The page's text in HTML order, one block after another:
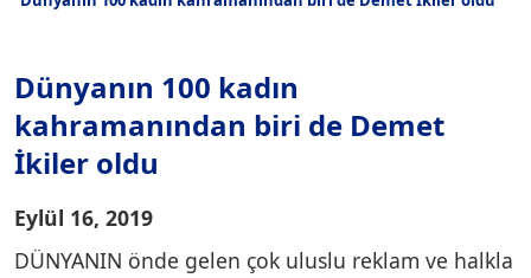
Dünyanın 100 kadın
kahramanından biri de Demet
İkiler oldu
Eylül 16, 2019
DÜNYANIN önde gelen çok uluslu reklam ve halkla